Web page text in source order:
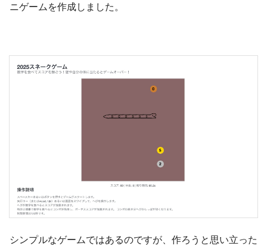
ニゲームを作成しました。
シンプルなゲームではあるのですが、作ろうと思い立った